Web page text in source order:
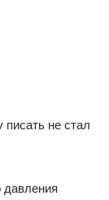
не стал
давления